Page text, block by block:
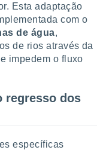
Esta adaptação
com o
de água,
de rios através da
impedem o fluxo
regresso dos
específicas